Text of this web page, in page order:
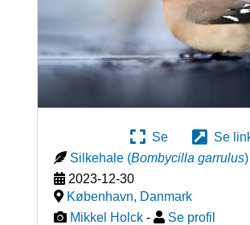
Se
Se
Silkehale (Bombycilla garrulus)
2023-12-30
København, Danmark
Mikkel Holck - Se profil